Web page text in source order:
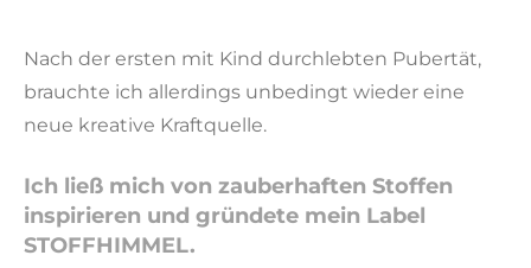
Nach der ersten mit Kind durchlebten Pubertät,
brauchte ich allerdings unbedingt wieder eine
neue kreative Kraftquelle.
Ich ließ mich von zauberhaften Stoffen
inspirieren und gründete mein Label
STOFFHIMMEL.